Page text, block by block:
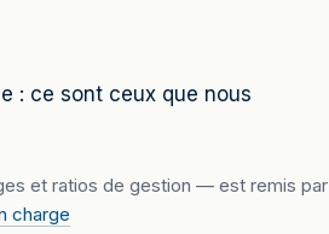
: ce sont ceux que nous
et ratios de gestion — est remis par
charge